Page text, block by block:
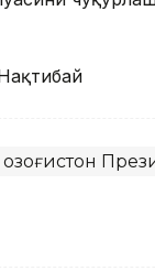
Қозоғистон